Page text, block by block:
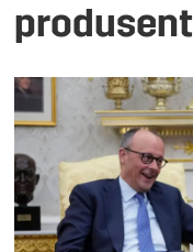
produsent